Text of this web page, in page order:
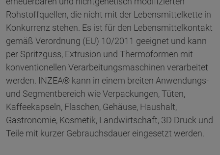
Rohstoffquellen, die nicht mit der Lebensmittelkette in
Konkurrenz stehen. Es ist für den Lebensmittelkontakt
gemäß Verordnung (EU) 10/2011 geeignet und kann
per Spritzguss, Extrusion und Thermoformen mit
konventionellen Verarbeitungsmaschinen verarbeitet
werden. INZEA® kann in einem breiten Anwendungs-
und Segmentbereich wie Verpackungen, Tüten,
Kaffeekapseln, Flaschen, Gehäuse, Haushalt,
Gastronomie, Kosmetik, Landwirtschaft, 3D Druck und
Teile mit kurzer Gebrauchsdauer eingesetzt werden.